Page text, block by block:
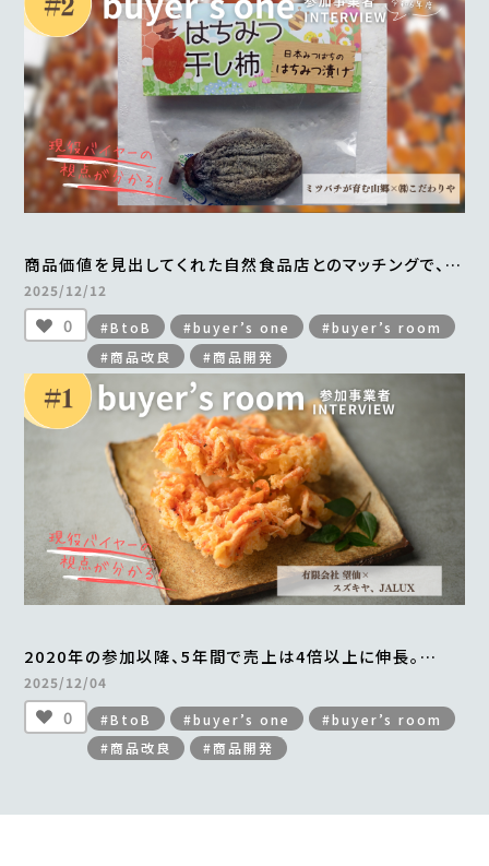
商品価値を見出してくれた自然食品店とのマッチングで、
手づくりの「はちみつ干し柿」がすべて完売
＜from buyer’s one＞
2025/12/12
0 #BtoB #buyer’s one
#buyer’s room
#商品改良
#商品開発
2020年の参加以降、5年間で売上は4倍以上に伸長。
年間最大2万食を販売。
「贅沢桜えびかき揚げ」の成功ストーリー
＜from buyer’s room＞
2025/12/04
0 #BtoB #buyer’s one
#buyer’s room
#商品改良
#商品開発